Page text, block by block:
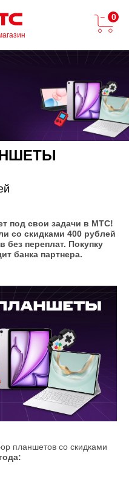
0
под свои задачи в МТС!
со скидками 400 рублей
без переплат. Покупку
банка партнера.
планшетов со скидками